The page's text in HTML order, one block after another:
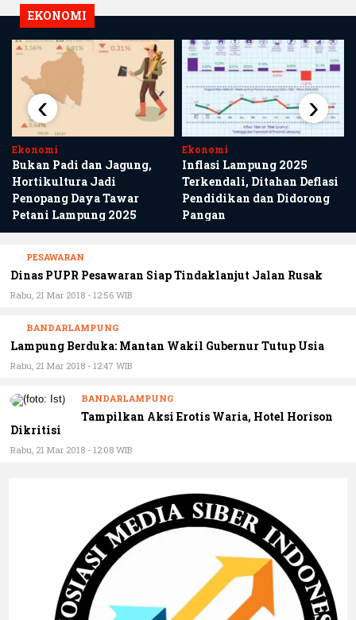
Ekonomi
Bukan Padi dan Jagung,
Hortikultura Jadi
Penopang Daya Tawar
Petani Lampung 2025
Inflasi Lampung 2025
Terkendali, Ditahan Deflasi
Pendidikan dan Didorong
Pangan
‹ ›
Dinas PUPR Pesawaran Siap Tindaklanjut Jalan Rusak
Rabu, 21 Mar 2018 - 12:56 WIB
Lampung Berduka: Mantan Wakil Gubernur Tutup Usia
Rabu, 21 Mar 2018 - 12:47 WIB
Tampilkan Aksi Erotis Waria, Hotel Horison
Dikritisi
Rabu, 21 Mar 2018 - 12:08 WIB